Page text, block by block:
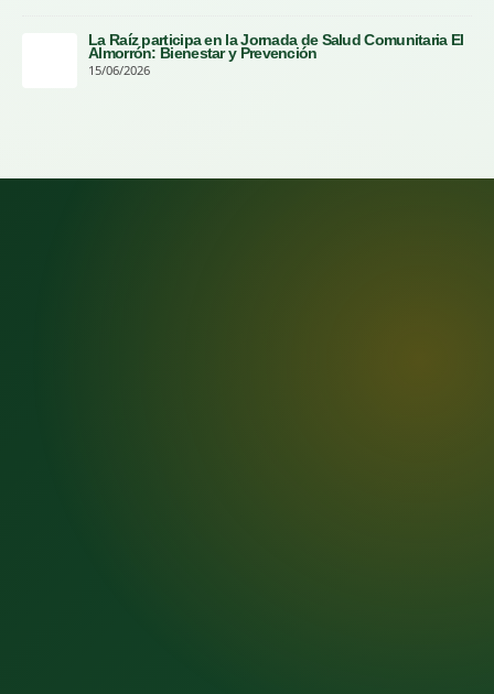
La Raíz participa en la Jornada de Salud Comunitaria El
Almorrón: Bienestar y Prevención
15/06/2026